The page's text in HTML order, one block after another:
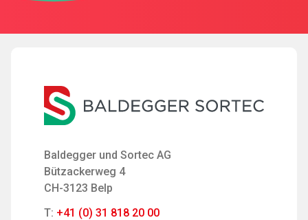
Baldegger und Sortec AG
Bützackerweg 4
CH-3123 Belp
T: +41 (0) 31 818 20 00